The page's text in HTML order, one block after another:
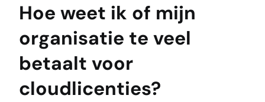
Hoe weet ik of mijn
organisatie te veel
betaalt voor
cloudlicenties?